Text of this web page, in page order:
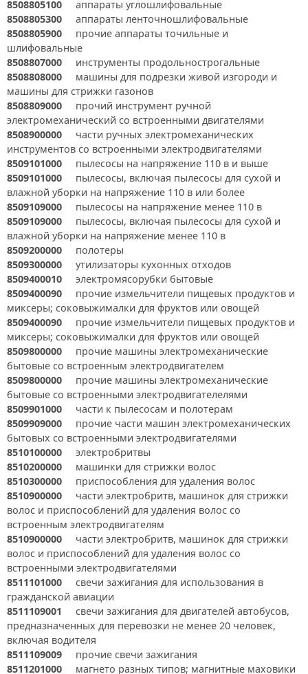
8508805100 аппараты углошлифовальные
8508805300 аппараты ленточношлифовальные
8508805900 прочие аппараты точильные и
шлифовальные
8508807000 инструменты продольнострогальные
8508808000 машины для подрезки живой изгороди и
машины для стрижки газонов
8508809000 прочий инструмент ручной
электромеханический со встроенными двигателями
8508900000 части ручных электромеханических
инструментов со встроенными электродвигателями
8509101000 пылесосы на напряжение 110 в и выше
8509101000 пылесосы, включая пылесосы для сухой и
влажной уборки на напряжение 110 в или более
8509109000 пылесосы на напряжение менее 110 в
8509109000 пылесосы, включая пылесосы для сухой и
влажной уборки на напряжение менее 110 в
8509200000 полотеры
8509300000 утилизаторы кухонных отходов
8509400010 электромясорубки бытовые
8509400090 прочие измельчители пищевых продуктов и
миксеры; соковыжималки для фруктов или овощей
8509400090 прочие измельчители пищевых продуктов и
миксеры; соковыжималки для фруктов или овощей
8509800000 прочие машины электромеханические
бытовые со встроенным электродвигателем
8509800000 прочие машины электромеханические
бытовые со встроенными электродвигателелями
8509901000 части к пылесосам и полотерам
8509909000 прочие части машин электромеханических
бытовых со встроенными электродвигателями
8510100000 электробритвы
8510200000 машинки для стрижки волос
8510300000 приспособления для удаления волос
8510900000 части электробритв, машинок для стрижки
волос и приспособлений для удаления волос со
встроенным электродвигателям
8510900000 части электробритв, машинок для стрижки
волос и приспособлений для удаления волос со
встроенными электродвигателями
8511101000 свечи зажигания для использования в
гражданской авиации
8511109001
свечи зажигания для двигателей автобусов,
предназначенных для перевозки не менее 20 человек,
включая водителя
8511109009 прочие свечи зажигания
8511201000 магнето разных типов; магнитные маховики